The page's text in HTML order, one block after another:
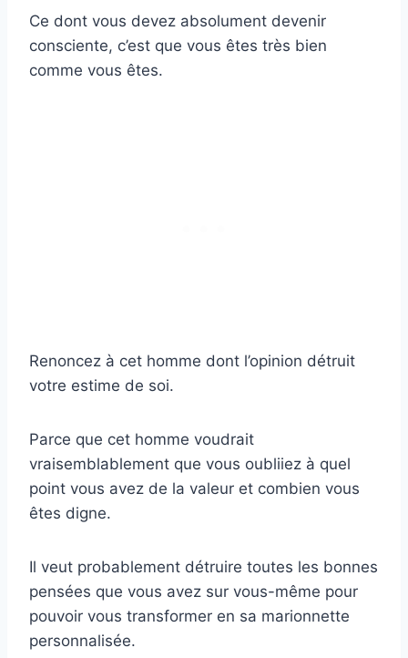
Ce dont vous devez absolument devenir
consciente, c’est que vous êtes très bien
comme vous êtes.
Renoncez à cet homme dont l’opinion détruit
votre estime de soi.
Parce que cet homme voudrait
vraisemblablement que vous oubliiez à quel
point vous avez de la valeur et combien vous
êtes digne.
Il veut probablement détruire toutes les bonnes
pensées que vous avez sur vous-même pour
pouvoir vous transformer en sa marionnette
personnalisée.